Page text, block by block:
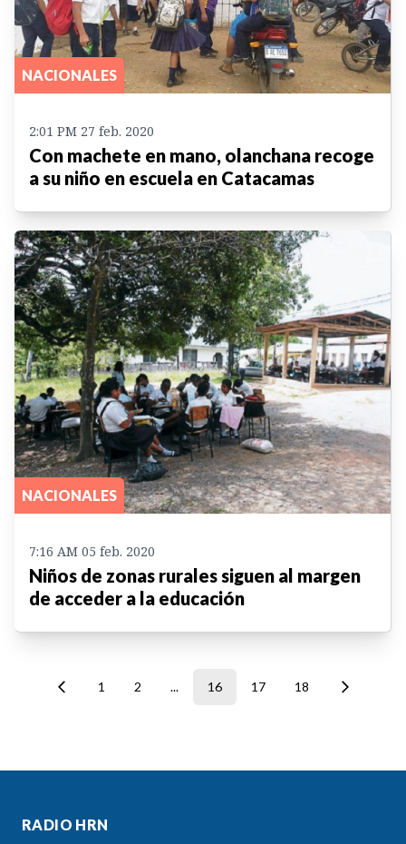
NACIONALES
2:01 PM 27 feb. 2020
Con machete en mano, olanchana recoge
a su niño en escuela en Catacamas
NACIONALES
7:16 AM 05 feb. 2020
Niños de zonas rurales siguen al margen
de acceder a la educación
1 2 ... 16 17 18
RADIO HRN